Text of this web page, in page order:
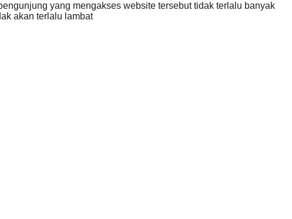
yang mengakses website tersebut tidak terlalu banyak
akan terlalu lambat